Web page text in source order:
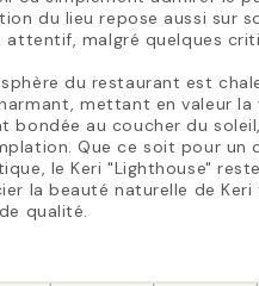
du lieu repose aussi sur
attentif, malgré quelques
du restaurant est
mettant en valeur la
bondée au coucher du
Que ce soit pour un
le Keri "Lighthouse"
la beauté naturelle de
qualité.